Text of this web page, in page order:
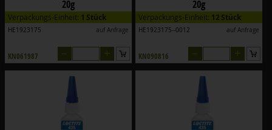
20g
Verpackungs-Einheit: 1 Stück
HE1923175 auf Anfrage
KN061987
20g
Verpackungs-Einheit: 12 Stück
HE1923175--0012 auf Anfrage
KN090816